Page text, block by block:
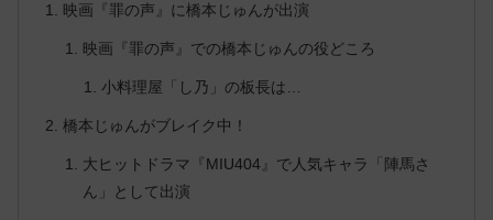
映画『罪の声』に橋本じゅんが出演
映画『罪の声』での橋本じゅんの役どころ
小料理屋「し乃」の板長は…
橋本じゅんがブレイク中！
大ヒットドラマ『MIU404』で人気キャラ「陣馬さ
ん」として出演